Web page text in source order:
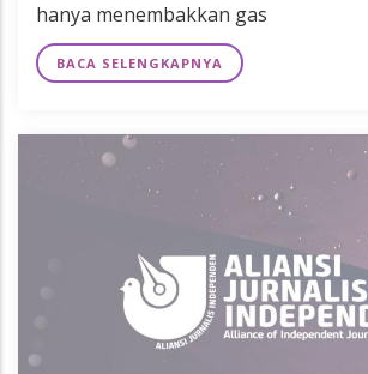
hanya menembakkan gas
BACA SELENGKAPNYA